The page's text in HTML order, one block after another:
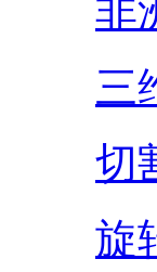
非
三
切
旋